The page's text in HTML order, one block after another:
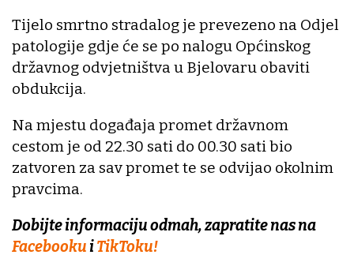
Tijelo smrtno stradalog je prevezeno na Odjel
patologije gdje će se po nalogu Općinskog
državnog odvjetništva u Bjelovaru obaviti
obdukcija.
Na mjestu događaja promet državnom
cestom je od 22.30 sati do 00.30 sati bio
zatvoren za sav promet te se odvijao okolnim
pravcima.
Dobijte informaciju odmah, zapratite nas na
FacebookuiTikToku!